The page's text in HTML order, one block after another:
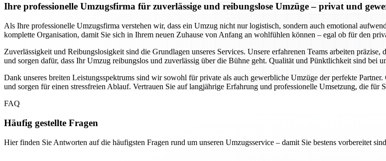
Ihre professionelle Umzugsfirma für zuverlässige und reibungslose Umzüge – privat und
Als Ihre professionelle Umzugsfirma verstehen wir, dass ein Umzug nicht nur logistisch, sondern auch emotional
komplette Organisation, damit Sie sich in Ihrem neuen Zuhause von Anfang an wohlfühlen können – egal ob für den
Zuverlässigkeit und Reibungslosigkeit sind die Grundlagen unseres Services. Unsere erfahrenen Teams arbeiten
und sorgen dafür, dass Ihr Umzug reibungslos und zuverlässig über die Bühne geht. Qualität und Pünktlichkeit sind bei
Dank unseres breiten Leistungsspektrums sind wir sowohl für private als auch gewerbliche Umzüge der perfekte
und sorgen für einen stressfreien Ablauf. Vertrauen Sie auf langjährige Erfahrung und professionelle Umsetzung, die für
FAQ
Häufig gestellte Fragen
Hier finden Sie Antworten auf die häufigsten Fragen rund um unseren Umzugsservice – damit Sie bestens vorbereitet